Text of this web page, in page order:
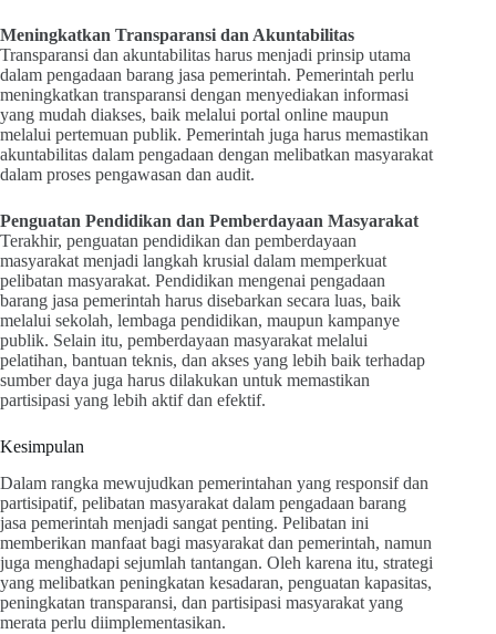
Meningkatkan Transparansi dan Akuntabilitas
Transparansi dan akuntabilitas harus menjadi prinsip utama
dalam pengadaan barang jasa pemerintah. Pemerintah perlu
meningkatkan transparansi dengan menyediakan informasi
yang mudah diakses, baik melalui portal online maupun
melalui pertemuan publik. Pemerintah juga harus memastikan
akuntabilitas dalam pengadaan dengan melibatkan masyarakat
dalam proses pengawasan dan audit.
Penguatan Pendidikan dan Pemberdayaan Masyarakat
Terakhir, penguatan pendidikan dan pemberdayaan
masyarakat menjadi langkah krusial dalam memperkuat
pelibatan masyarakat. Pendidikan mengenai pengadaan
barang jasa pemerintah harus disebarkan secara luas, baik
melalui sekolah, lembaga pendidikan, maupun kampanye
publik. Selain itu, pemberdayaan masyarakat melalui
pelatihan, bantuan teknis, dan akses yang lebih baik terhadap
sumber daya juga harus dilakukan untuk memastikan
partisipasi yang lebih aktif dan efektif.
Kesimpulan
Dalam rangka mewujudkan pemerintahan yang responsif dan
partisipatif, pelibatan masyarakat dalam pengadaan barang
jasa pemerintah menjadi sangat penting. Pelibatan ini
memberikan manfaat bagi masyarakat dan pemerintah, namun
juga menghadapi sejumlah tantangan. Oleh karena itu, strategi
yang melibatkan peningkatan kesadaran, penguatan kapasitas,
peningkatan transparansi, dan partisipasi masyarakat yang
merata perlu diimplementasikan.